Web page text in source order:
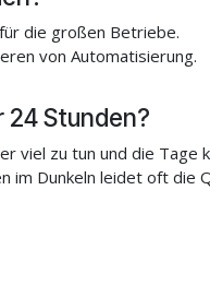
die großen Betriebe.
von Automatisierung.
24 Stunden?
viel zu tun und die Tage
im Dunkeln leidet oft die